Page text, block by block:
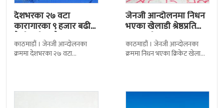
देशभरका २७ वटा
कारागारका ९ हजार बढी
कैदीबन्दी अझै फरार
काठमाडौं । जेनजी आन्दोलनका
क्रममा देशभरका २७ वटा
जेनजी आन्दोलनमा निधन
भएका खेलाडी श्रेष्ठप्रति
श्रद्धाञ्जली
काठमाडौं । जेनजी आन्दोलनका
क्रममा निधन भएका क्रिकेट खेलाडी